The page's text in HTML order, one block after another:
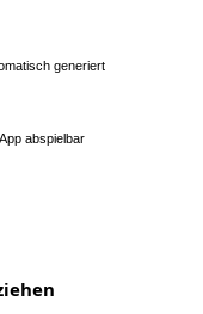
generiert
abspielbar